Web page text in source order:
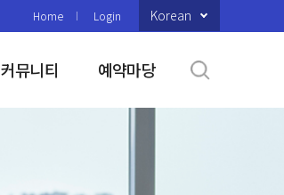
Home Login Korean
커뮤니티 예약마당